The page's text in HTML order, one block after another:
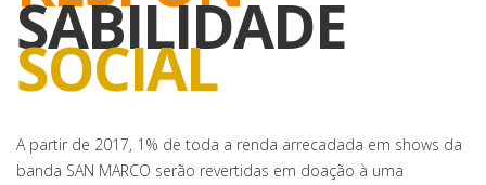
SABILIDADE
SOCIAL
A partir de 2017, 1% de toda a renda arrecadada em shows da
banda SAN MARCO serão revertidas em doação à uma